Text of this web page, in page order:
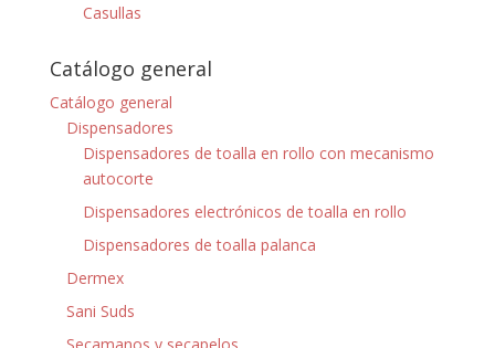
Casullas
Catálogo general
Catálogo general
Dispensadores
Dispensadores de toalla en rollo con mecanismo
autocorte
Dispensadores electrónicos de toalla en rollo
Dispensadores de toalla palanca
Dermex
Sani Suds